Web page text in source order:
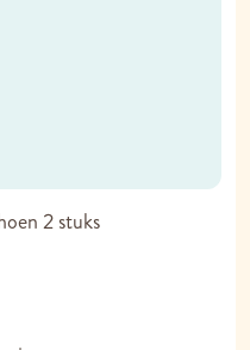
2 stuks